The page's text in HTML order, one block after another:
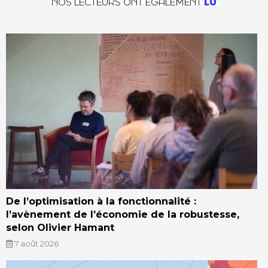
De l’optimisation à la fonctionnalité :
l’avènement de l’économie de la robustesse,
selon Olivier Hamant
7 août 2026